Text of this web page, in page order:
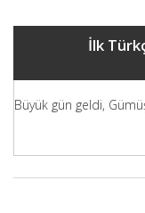
İlk
Büyük gün geldi,